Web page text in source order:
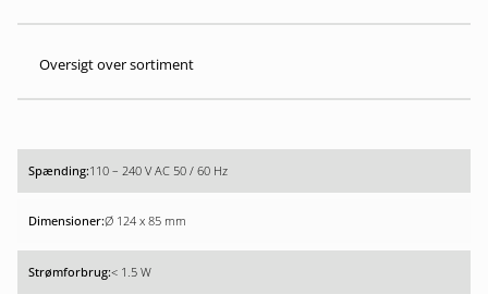
Oversigt over sortiment
110 – 240 V AC 50 / 60 Hz
Ø 124 x 85 mm
< 1.5 W